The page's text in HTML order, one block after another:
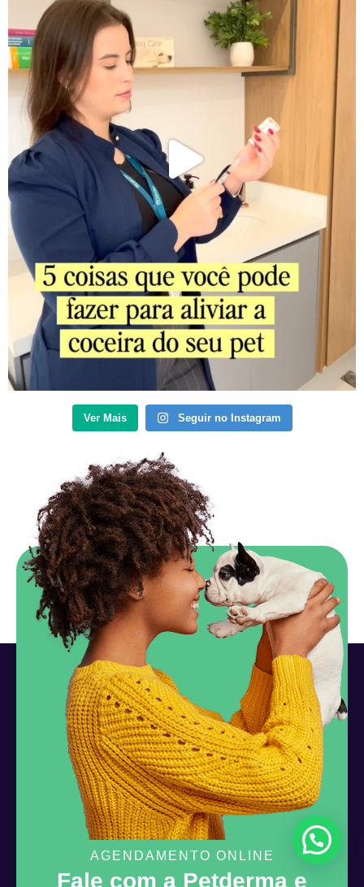
Ver Mais Seguir no Instagram
AGENDAMENTO ONLINE
Fale com a Petderma e
Como podemos ajudar você?